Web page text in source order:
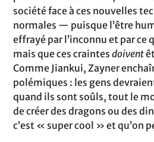
société face à ces nouvelles
normales — puisque l’être
effrayé par l’inconnu et par
mais que ces craintesdoivent
Comme Jiankui, Zayner
polémiques : les gens
quand ils sont soûls, tout le
de créer des dragons ou des
c’est « super cool » et qu’on